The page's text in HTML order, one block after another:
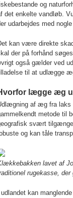
og
det enkelte vandløb.
udarbejdes med
kan være direkte
der på forhånd
også gælder ved
til at udlægge
lægge æg
af æg fra laks
metode til
svært
og kan tåle
lavet af
rugekasse, der
I udlandet kan